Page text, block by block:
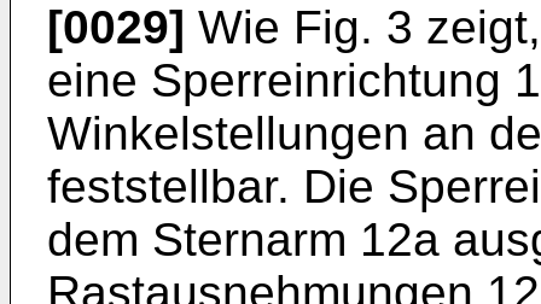
[0029] Wie Fig. 3
eine Sperreinrichtung
Winkelstellungen an
feststellbar. Die
dem Sternarm 12a
Rastausnehmungen